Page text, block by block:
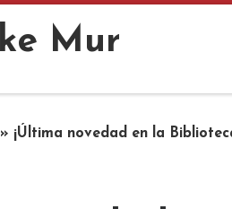
Mur
» ¡Última novedad en la